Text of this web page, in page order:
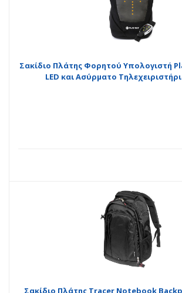
Σακίδιο Πλάτης Φορητού Υπολογιστή
LED και Ασύρματο
Σακίδιο Πλάτης Tracer Notebook